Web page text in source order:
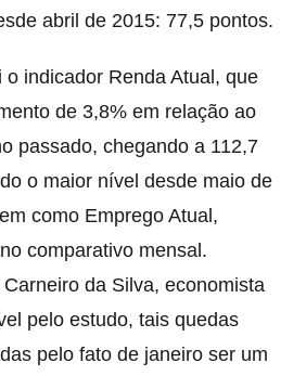
abril de 2015: 77,5 pontos.
indicador Renda Atual, que
de 3,8% em relação ao
passado, chegando a 112,7
o maior nível desde maio de
como Emprego Atual,
comparativo mensal.
da Silva, economista
pelo estudo, tais quedas
pelo fato de janeiro ser um